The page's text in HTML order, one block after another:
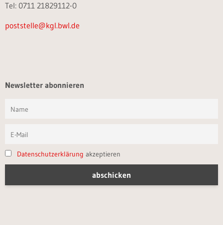
Tel: 0711 21829112-0
poststelle@kgl.bwl.de
Newsletter abonnieren
Datenschutzerklärung akzeptieren